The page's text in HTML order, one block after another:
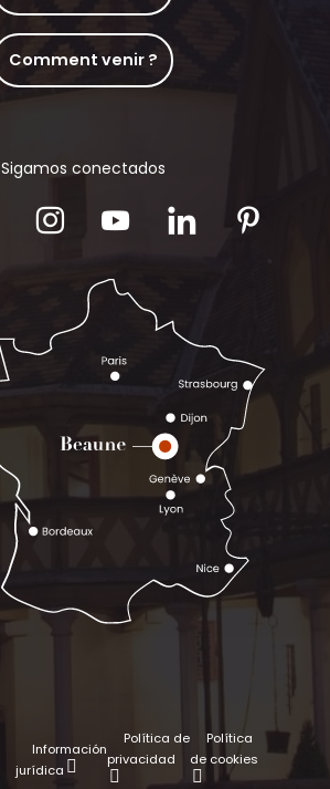
Comment venir ?
Sigamos conectados
Información
jurídica
Política de
privacidad
Política
de cookies